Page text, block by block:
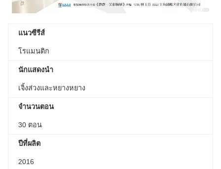
แนวซีรีส์
โรแมนติก
นักแสดงนำ
เจิ้งส่วงและหยางหยาง
จำนวนตอน
30 ตอน
ปีที่ผลิต
2016